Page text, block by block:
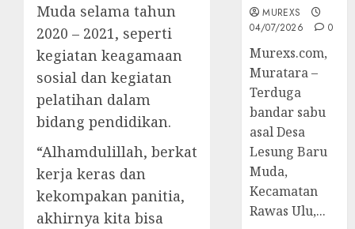
Muda selama tahun
2020 – 2021, seperti
kegiatan keagamaan
sosial dan kegiatan
pelatihan dalam
bidang pendidikan.
“Alhamdulillah, berkat
kerja keras dan
kekompakan panitia,
akhirnya kita bisa
MUREXS
04/07/2026
0
Murexs.com,
Muratara –
Terduga
bandar sabu
asal Desa
Lesung Baru
Muda,
Kecamatan
Rawas Ulu,...